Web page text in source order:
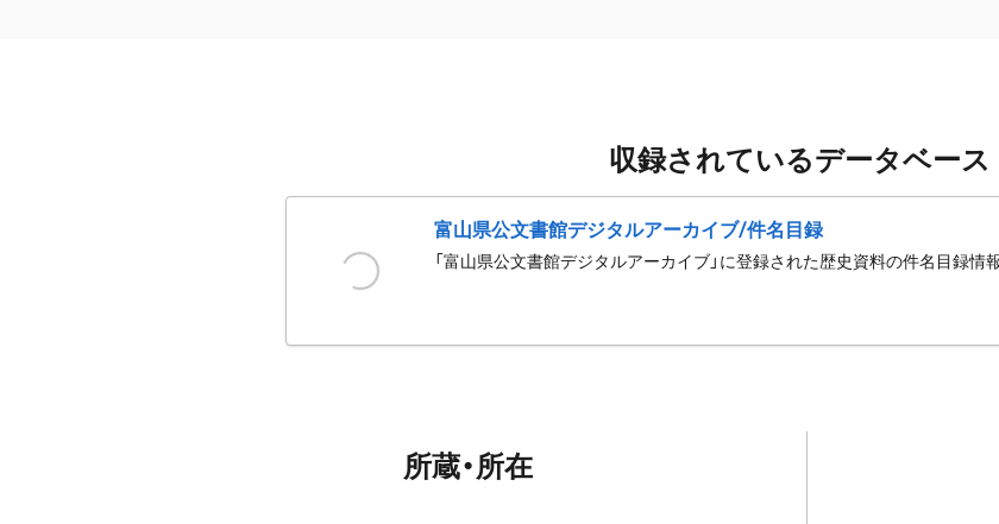
収録されているデータベース
富山県公文書館デジタルアーカイブ/件名目録
「富山県公文書館デジタルアーカイブ」に登録された歴史資料の件名目録情
所蔵・所在